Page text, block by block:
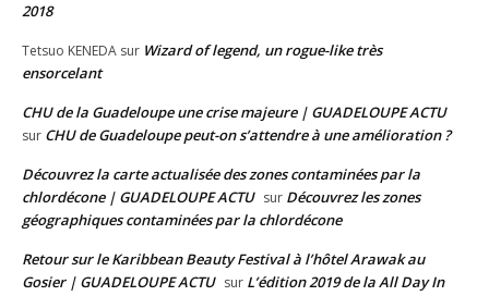
2018
Tetsuo KENEDA sur Wizard of legend, un rogue-like très
ensorcelant
CHU de la Guadeloupe une crise majeure | GUADELOUPE ACTU
sur CHU de Guadeloupe peut-on s’attendre à une amélioration ?
Découvrez la carte actualisée des zones contaminées par la
chlordécone | GUADELOUPE ACTU sur Découvrez les zones
géographiques contaminées par la chlordécone
Retour sur le Karibbean Beauty Festival à l’hôtel Arawak au
Gosier | GUADELOUPE ACTU sur L’édition 2019 de la All Day In